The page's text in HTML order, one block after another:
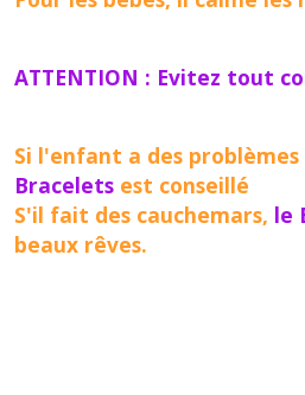
ATTENTION : Evitez tout
Si l'enfant a des
Bracelets est conseillé
S'il fait des cauchemars, le
beaux rêves.